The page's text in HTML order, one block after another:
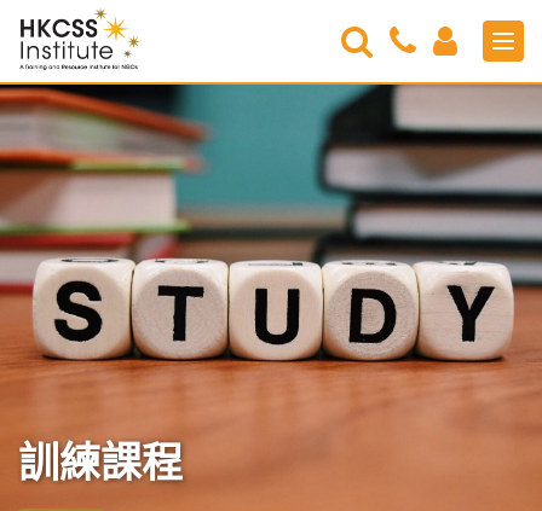
HKCSS
Institute
Search
Contact
Us
Login
訓練課程